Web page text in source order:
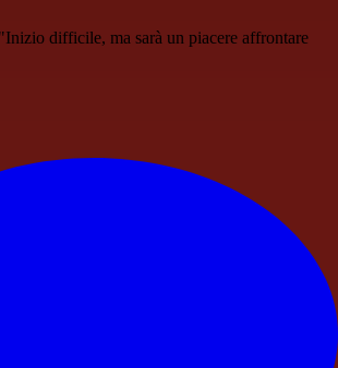
difficile, ma sarà un piacere affrontare